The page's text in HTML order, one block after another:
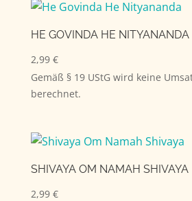
HE GOVINDA HE NITYANANDA
2,99 €
Gemäß § 19 UStG wird keine
berechnet.
SHIVAYA OM NAMAH SHIVAYA
2,99 €